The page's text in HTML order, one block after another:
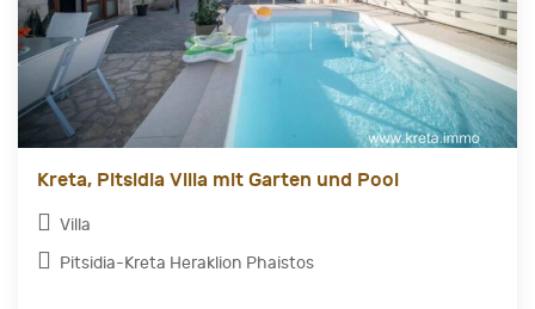
Kreta, Pitsidia Villa mit Garten und Pool
Villa
Pitsidia-Kreta Heraklion Phaistos